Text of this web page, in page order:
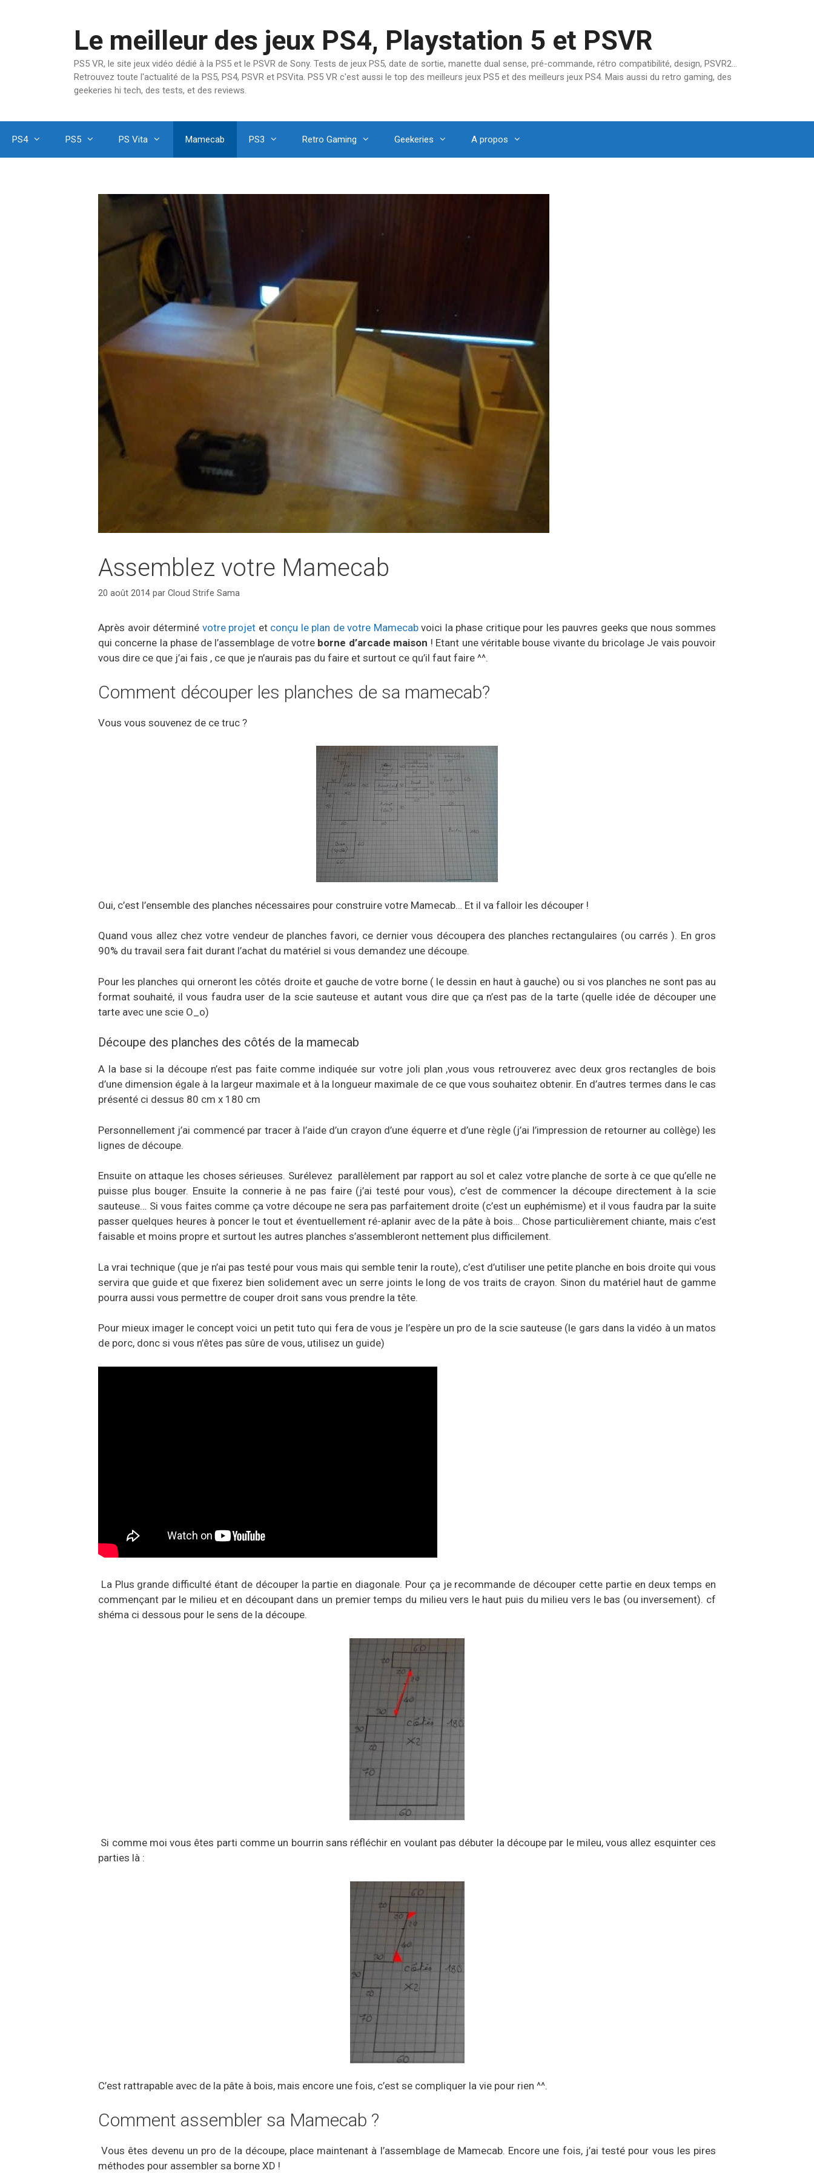
Le meilleur des jeux PS4, Playstation 5 et PSVR
PS5 VR, le site jeux vidéo dédié à la PS5 et le PSVR de Sony. Tests de jeux PS5, date de sortie, manette dual sense, pré-commande, rétro compatibilité, design, PSVR2…
Retrouvez toute l'actualité de la PS5, PS4, PSVR et PSVita. PS5 VR c'est aussi le top des meilleurs jeux PS5 et des meilleurs jeux PS4. Mais aussi du retro gaming, des
geekeries hi tech, des tests, et des reviews.
PS4 PS5 PS Vita Mamecab PS3 Retro Gaming Geekeries A propos
Assemblez votre Mamecab
20 août 2014 par Cloud Strife Sama
Après avoir déterminé votre projet et conçu le plan de votre Mamecabvoici la phase critique pour les pauvres geeks que nous sommes
qui concerne la phase de l’assemblage de votre borne d’arcade maison ! Etant une véritable bouse vivante du bricolage Je vais pouvoir
vous dire ce que j’ai fais , ce que je n’aurais pas du faire et surtout ce qu’il faut faire ^^.
Comment découper les planches de sa mamecab?
Vous vous souvenez de ce truc ?
Oui, c’est l’ensemble des planches nécessaires pour construire votre Mamecab… Et il va falloir les découper !
Quand vous allez chez votre vendeur de planches favori, ce dernier vous découpera des planches rectangulaires (ou carrés ). En gros
90% du travail sera fait durant l’achat du matériel si vous demandez une découpe.
Pour les planches qui orneront les côtés droite et gauche de votre borne ( le dessin en haut à gauche) ou si vos planches ne sont pas au
format souhaité, il vous faudra user de la scie sauteuse et autant vous dire que ça n’est pas de la tarte (quelle idée de découper une
tarte avec une scie O_o)
Découpe des planches des côtés de la mamecab
A la base si la découpe n’est pas faite comme indiquée sur votre joli plan ,vous vous retrouverez avec deux gros rectangles de bois
d’une dimension égale à la largeur maximale et à la longueur maximale de ce que vous souhaitez obtenir. En d’autres termes dans le cas
présenté ci dessus 80 cm x 180 cm
Personnellement j’ai commencé par tracer à l’aide d’un crayon d’une équerre et d’une règle (j’ai l’impression de retourner au collège) les
lignes de découpe.
Ensuite on attaque les choses sérieuses. Surélevez parallèlement par rapport au sol et calez votre planche de sorte à ce que qu’elle ne
puisse plus bouger. Ensuite la connerie à ne pas faire (j’ai testé pour vous), c’est de commencer la découpe directement à la scie
sauteuse… Si vous faites comme ça votre découpe ne sera pas parfaitement droite (c’est un euphémisme) et il vous faudra par la suite
passer quelques heures à poncer le tout et éventuellement ré-aplanir avec de la pâte à bois… Chose particulièrement chiante, mais c’est
faisable et moins propre et surtout les autres planches s’assembleront nettement plus difficilement.
La vrai technique (que je n’ai pas testé pour vous mais qui semble tenir la route), c’est d’utiliser une petite planche en bois droite qui vous
servira que guide et que fixerez bien solidement avec un serre joints le long de vos traits de crayon. Sinon du matériel haut de gamme
pourra aussi vous permettre de couper droit sans vous prendre la tête.
Pour mieux imager le concept voici un petit tuto qui fera de vous je l’espère un pro de la scie sauteuse (le gars dans la vidéo à un matos
de porc, donc si vous n’êtes pas sûre de vous, utilisez un guide)
La Plus grande difficulté étant de découper la partie en diagonale. Pour ça je recommande de découper cette partie en deux temps en
commençant par le milieu et en découpant dans un premier temps du milieu vers le haut puis du milieu vers le bas (ou inversement). cf
shéma ci dessous pour le sens de la découpe.
Si comme moi vous êtes parti comme un bourrin sans réfléchir en voulant pas débuter la découpe par le mileu, vous allez esquinter ces
parties là :
C’est rattrapable avec de la pâte à bois, mais encore une fois, c’est se compliquer la vie pour rien ^^.
Comment assembler sa Mamecab ?
Vous êtes devenu un pro de la découpe, place maintenant à l’assemblage de Mamecab. Encore une fois, j’ai testé pour vous les pires
méthodes pour assembler sa borne XD !